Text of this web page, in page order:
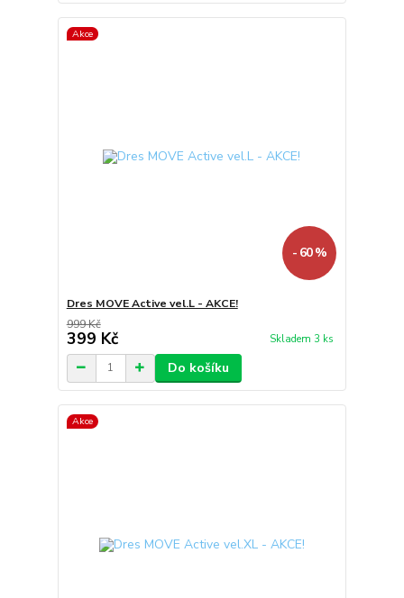
Akce
- 60 %
Dres MOVE Active vel.L - AKCE!
999 Kč
399 Kč Skladem 3 ks
Do košíku
Akce